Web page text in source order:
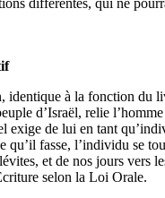
identique à la fonction du
d’Israël, relie
exige de lui en tant
qu’il fasse, l’individu se
et de nos jours vers
selon la Loi Orale.